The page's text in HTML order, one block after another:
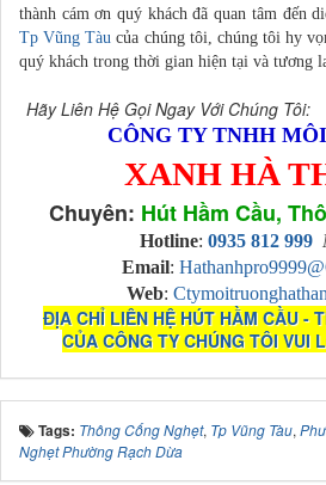
thành cám ơn quý khách đã quan tâm đến
Tp Vũng Tàu của chúng tôi, chúng tôi hy
quý khách trong thời gian hiện tại và tương
Hãy Liên Hệ Gọi Ngay Với Chúng Tôi:
CÔNG TY TNHH
XANH HÀ
Chuyên: Hút Hầm Cầu,
Hotline: 0935 812 999
Email:
Web:
ĐỊA CHỈ LIÊN HỆ HÚT HẦM CẦU -
CỦA CÔNG TY CHÚNG TÔI VUI
Tags: Thông Cống Nghẹt, Tp Vũng Tàu,
Nghẹt Phường Rạch Dừa